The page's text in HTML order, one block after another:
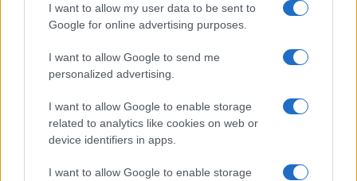
I want to allow my user data to be sent to
Google for online advertising purposes.
I want to allow Google to send me
personalized advertising.
I want to allow Google to enable storage
related to analytics like cookies on web or
device identifiers in apps.
I want to allow Google to enable storage